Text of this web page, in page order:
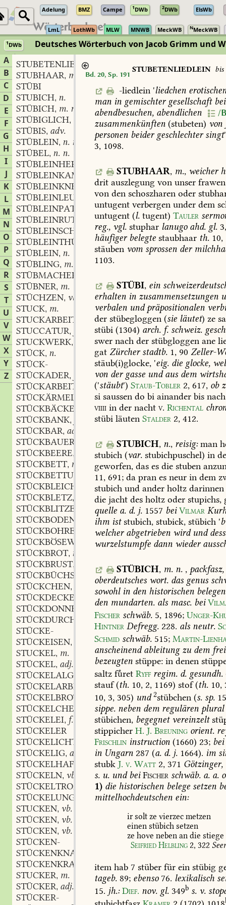
Adelung BMZ Campe 1DWb 2DWb ElsWb
LmL LothWb MLW MNWB MeckWB NMeckWB
1DWb Deutsches Wörterbuch von Jacob Grimm und
A
B
C
D
E
F
G
H
I
J
K
L
M
N
O
P
Q
R
S
T
U
V
W
X
Y
Z
STUBETENLIEDLEIN
STUBHAAR, m.
STÜBI
STUBICH, n.
STÜBICH, m. n.
STÜBIGLICH,
STÜBIS, adv.
STÜBLEIN, n. n.
STÜBEL, n. n.
STÜBLEINHERR
STÜBLEINKAMMER
STÜBLEINKNECHT
STÜBLEINLEUTE
STÜBLEINPATER
STÜBLEINRUTSCHER
STÜBLEINSCHREIBER
STÜBLEINTHÜR
STÜBLEIN, n.
STÜBLING, m.
STÜBMACHER
STÜBNER, m.
STÜCHZEN, vb.
STUCK, m.
STUCKARBEIT
STUCCATUR,
STUCKWERK,
STÜCK, n.
STÜCK-
STÜCKADER,
STÜCKARBEIT
STÜCKÄRMEL
STÜCKBÄCKER
STÜCKBANK,
STÜCKBAR, adj.
STÜCKBAUER
STÜCKBEERE,
STÜCKBETT, n.
STÜCKBETTUNG
f.
STÜCKBLEICHE
STÜCKBLETZ,
STÜCKBLITZEND
adj.
STÜCKBODEN
STÜCKBOHRER
STÜCKBÖSEWICHT,m.
STÜCKBROT, n.
STÜCKBRUST,
STÜCKBÜCHSE
STÜCKCHEN,
STÜCKDECKE
STÜCKDONNER
m.
STÜCKDURCHSCHUSZ,m.
STÜCKE-
STÜCKEISEN,
STUCKEL, m.
STÜCKEL, adj.
STÜCKELALGE
STÜCKELARBEIT
f.
STÜCKELBROT
STÜCKELCHEN
STÜCKELEI, f.
STÜCKELER
STÜCKELICHT
STÜCKELIG, adj.
STÜCKELHAFT
adj.
STÜCKELN, vb.
STÜCKELTROMMEL, f.
STÜCKELUNG
STUCKEN, vb.
STÜCKEN, vb.
STÜCKEN, vb.
STÜCKEN-
STÜCKENKNALL
STÜCKENKRAUT
n.
STUCKER, m.
STÜCKER, adj.
STÜCKER-
Bd. 20, Sp. 191
STUBETENLIEDLEIN
-liedlein'liedchen
man in gemischtergesellschaftbei
abendbesuchen, abendlichen /
zusammenkünften (stubeten) von
personen beidergeschlechtersingt'
3, 1098.
STUBHAAR, m., weicher
drit auszlegung von unser frawen
von den schoszharen oder
untugent verbergen under dem
untugent (l. tugent) Tauler
reg., vgl. stuphar lanugoahd. gl.
häufigerbelegte staubhaar th. 10,
stäuben vom sprossen der
1103.
STÜBI, ein
erhalten in zusammensetzungen
verbalen undpräpositionalen
der stübegloggen (sie läutet) ze
stübi (1304) arch. f. schweiz.
swer nach der stübgloggen ane
gat Zürcherstadtb. 1, 90 Zeller-
stäub(i)glocke, 'eig. die glocke,
von dergasse undaus dem
('stäubt') Staub-Tobler 2, 617, ob
si saussen do bi ainander bis nach
viiii in der nacht v. Richental
stübi läuten Stalder 2, 412.
STUBICH, n., reisig:man
stubich (var. stubichpuschel) in
geworfen, das es die stuben
11, 691; da pran es neur in dem
stubich und ander holtz darinnen
die jacht des holtz oder stupichs,
quelle a. d. j. 1557 bei Vilmar
ihm iststubich, stubick, stübich '
welcherabgetrieben wirdund
wurzelstumpfe dann wieder
STÜBICH, m.n. , packfasz,
oberdeutsches wort. das genus
sowohlin den historischen belegen
den mundarten. als masc. bei
Fischer schwäb. 5, 1896; Unger-
Hintner Defregg. 228. als neutr.
Schmid schwäb. 515; Martin-
anscheinendableitungzu dem
bezeugten stüppe: in denen
saltz fret Ryff regim. d. gesundh.
stauf(th. 10, 2, 1169) stof(th. 10,
10, 3, 305) und 2stübchen (s. sp.
sippe. neben dem regulären plural
stübichen, begegnetvereinzelt
stippicher H. J. Breuning orient.
Frischlin instruction (1660) 23; bei
in Ungarn 287 (a. d. j. 1664). im
stubk J. v. Watt 2, 371 Götzinger,
s. u. undbei Fischer schwäb. a. a.
1) die historischen belege setzen
mittelhochdeutschen ein:
ir solt ze vierzec metzen
einen stübich setzen
ze hove neben an die stiege
Seifried Helbling 2, 322
item hab 7 stüber für ein stübig
tageb. 89; ebenso76. lexikalisch
15. jh.: Dief. nov. gl. 349b s. v.